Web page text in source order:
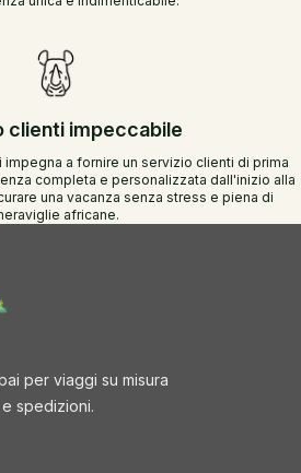
clienti impeccabile
a fornire un servizio clienti di prima
completa e personalizzata dall'inizio alla
una vacanza senza stress e piena di
africane.
per viaggi su misura
spedizioni.